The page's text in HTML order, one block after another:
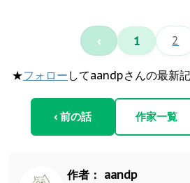
‹ 1 2
★フォロー してaandpさんの最新
‹ 前の話 作家一覧
作者： aandp